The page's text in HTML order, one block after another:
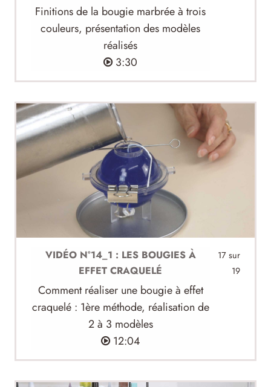
Finitions de la bougie marbrée à trois
couleurs, présentation des modèles
réalisés
3:30
17 sur
19
VIDÉO N°14_1 : LES BOUGIES À
EFFET CRAQUELÉ
Comment réaliser une bougie à effet
craquelé : 1ère méthode, réalisation de
2 à 3 modèles
12:04